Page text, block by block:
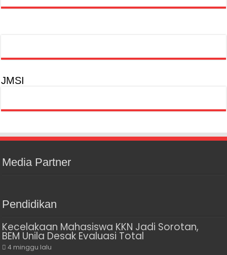
JMSI
Media Partner
Pendidikan
Kecelakaan Mahasiswa KKN Jadi Sorotan,
BEM Unila Desak Evaluasi Total
4 minggu lalu